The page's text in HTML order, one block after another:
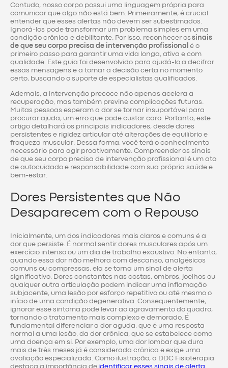
Contudo, nosso corpo possui uma linguagem própria para
comunicar que algo não está bem. Primeiramente, é crucial
entender que esses alertas não devem ser subestimados.
Ignorá-los pode transformar um problema simples em uma
condição crônica e debilitante. Por isso, reconhecer os sinais
de que seu corpo precisa de intervenção profissional é o
primeiro passo para garantir uma vida longa, ativa e com
qualidade. Este guia foi desenvolvido para ajudá-lo a decifrar
essas mensagens e a tomar a decisão certa no momento
certo, buscando o suporte de especialistas qualificados.
Ademais, a intervenção precoce não apenas acelera a
recuperação, mas também previne complicações futuras.
Muitas pessoas esperam a dor se tornar insuportável para
procurar ajuda, um erro que pode custar caro. Portanto, este
artigo detalhará os principais indicadores, desde dores
persistentes e rigidez articular até alterações de equilíbrio e
fraqueza muscular. Dessa forma, você terá o conhecimento
necessário para agir proativamente. Compreender os sinais
de que seu corpo precisa de intervenção profissional é um ato
de autocuidado e responsabilidade com sua própria saúde e
bem-estar.
Dores Persistentes que Não
Desaparecem com o Repouso
Inicialmente, um dos indicadores mais claros e comuns é a
dor que persiste. É normal sentir dores musculares após um
exercício intenso ou um dia de trabalho exaustivo. No entanto,
quando essa dor não melhora com descanso, analgésicos
comuns ou compressas, ela se torna um sinal de alerta
significativo. Dores constantes nas costas, ombros, joelhos ou
qualquer outra articulação podem indicar uma inflamação
subjacente, uma lesão por esforço repetitivo ou até mesmo o
início de uma condição degenerativa. Consequentemente,
ignorar esse sintoma pode levar ao agravamento do quadro,
tornando o tratamento mais complexo e demorado. É
fundamental diferenciar a dor aguda, que é uma resposta
normal a uma lesão, da dor crônica, que se estabelece como
uma doença em si. Por exemplo, uma dor lombar que dura
mais de três meses já é considerada crônica e exige uma
avaliação especializada. Como ilustração, a DDC Fisioterapia
destaca a importância de identificar esses sinais de alerta